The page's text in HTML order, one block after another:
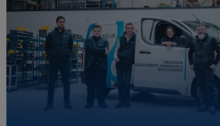
Rien ne fuit